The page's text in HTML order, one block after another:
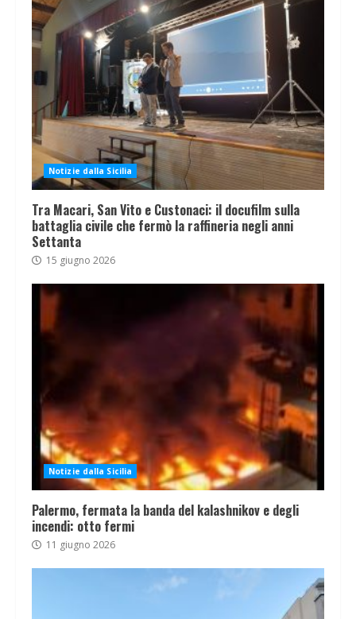
Notizie dalla Sicilia
Tra Macari, San Vito e Custonaci: il docufilm sulla
battaglia civile che fermò la raffineria negli anni
Settanta
15 giugno 2026
Notizie dalla Sicilia
Palermo, fermata la banda del kalashnikov e degli
incendi: otto fermi
11 giugno 2026